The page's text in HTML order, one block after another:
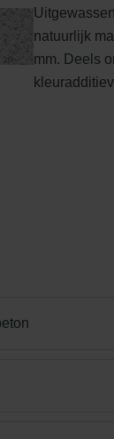
natuurlijk
mm. Deels